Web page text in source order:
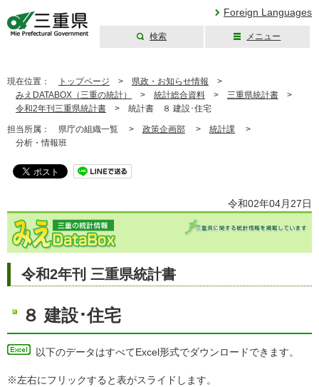
Foreign Languages
検索 メニュー
現在位置： トップページ > 県政・お知らせ情報 >
みえDATABOX（三重の統計）
> 統計総合資料 > 三重県統計書 >
令和2年刊三重県統計書 > 統計書 ８ 建設･住宅
担当所属： 県庁の組織一覧 > 政策企画部 > 統計課 >
分析・情報班
令和02年04月27日
令和2年刊 三重県統計書
８ 建設･住宅
以下のデータはすべてExcel形式でダウンロードできます。
※左右にフリックすると表がスライドします。